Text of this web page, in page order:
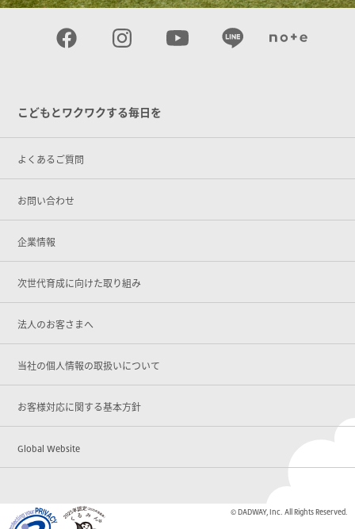
こどもとワクワクする毎日を
よくあるご質問
お問い合わせ
企業情報
次世代育成に向けた取り組み
法人のお客さまへ
当社の個人情報の取扱いについて
お客様対応に関する基本方針
Global Website
© DADWAY, Inc. All Rights Reserved.